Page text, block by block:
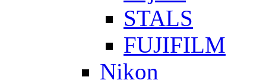
STALS
FUJIFILM
Nikon